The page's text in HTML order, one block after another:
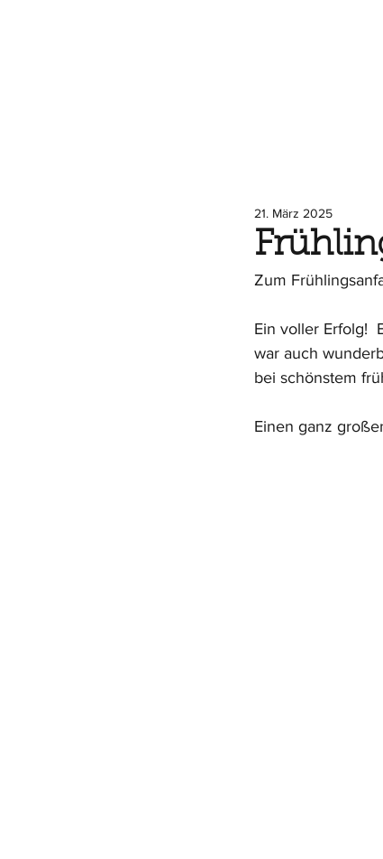
21. März 2025
Zum
Ein voller Erfolg!
war auch
bei schönstem
Einen ganz